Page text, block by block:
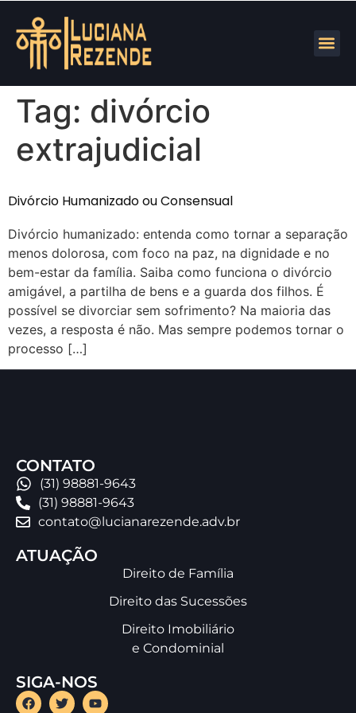
Tag: divórcio
extrajudicial
Divórcio Humanizado ou Consensual
Divórcio humanizado: entenda como tornar a separação
menos dolorosa, com foco na paz, na dignidade e no
bem-estar da família. Saiba como funciona o divórcio
amigável, a partilha de bens e a guarda dos filhos. É
possível se divorciar sem sofrimento? Na maioria das
vezes, a resposta é não. Mas sempre podemos tornar o
processo […]
CONTATO
(31) 98881-9643
(31) 98881-9643
contato@lucianarezende.adv.br
ATUAÇÃO
Direito de Família
Direito das Sucessões
Direito Imobiliário
e Condominial
SIGA-NOS